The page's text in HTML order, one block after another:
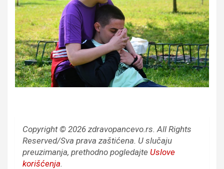
Copyright © 2026 zdravopancevo.rs. All Rights
Reserved/Sva prava zaštićena. U slučaju
preuzimanja, prethodno pogledajte Uslove
korišćenja.